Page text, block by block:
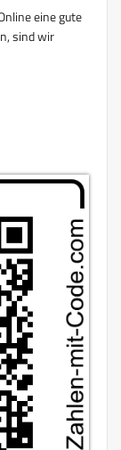
eine gute
sind wir